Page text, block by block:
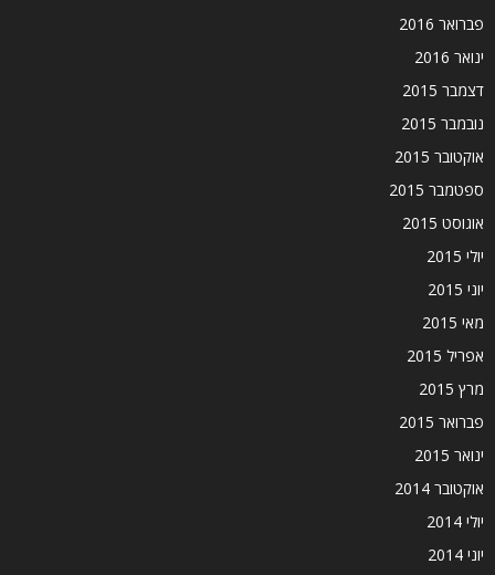
פברואר 2016
ינואר 2016
דצמבר 2015
נובמבר 2015
אוקטובר 2015
ספטמבר 2015
אוגוסט 2015
יולי 2015
יוני 2015
מאי 2015
אפריל 2015
מרץ 2015
פברואר 2015
ינואר 2015
אוקטובר 2014
יולי 2014
יוני 2014